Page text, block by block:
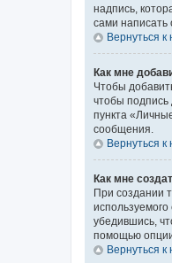
надпись,
сами написать
Вернуться к
Как мне
Чтобы
чтобы
пункта
сообщения.
Вернуться к
Как мне
При создании
убедившись,
помощью опции
Вернуться к